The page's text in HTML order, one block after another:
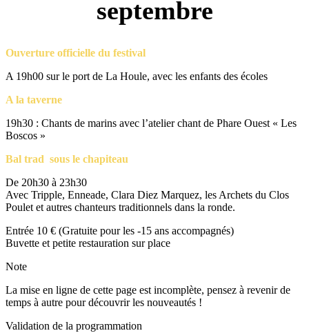
septembre
Ouverture officielle du festival
A 19h00 sur le port de La Houle, avec les enfants des écoles
A la taverne
19h30 : Chants de marins avec l’atelier chant de Phare Ouest « Les
Boscos »
Bal trad sous le chapiteau
De 20h30 à 23h30
Avec Tripple, Enneade, Clara Diez Marquez, les Archets du Clos
Poulet et autres chanteurs traditionnels dans la ronde.
Entrée 10 € (Gratuite pour les -15 ans accompagnés)
Buvette et petite restauration sur place
Note
La mise en ligne de cette page est incomplète, pensez à revenir de
temps à autre pour découvrir les nouveautés !
Validation de la programmation